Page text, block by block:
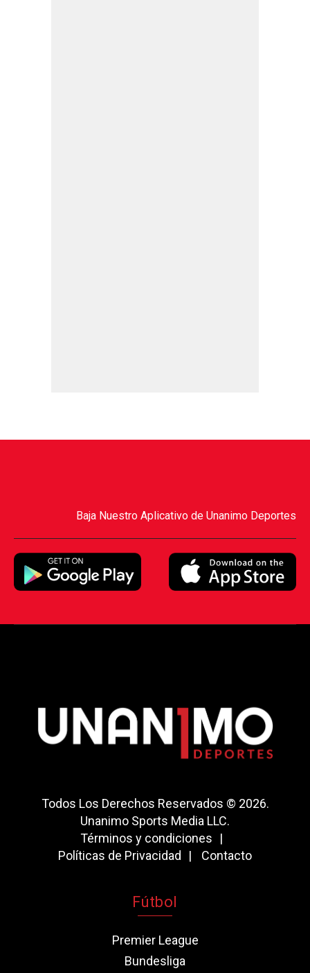
Baja Nuestro Aplicativo de Unanimo Deportes
Todos Los Derechos Reservados © 2026.
Unanimo Sports Media LLC.
Términos y condiciones
Políticas de Privacidad
Contacto
Fútbol
Premier League
Bundesliga